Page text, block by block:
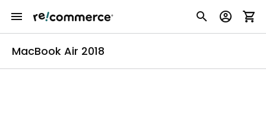
MacBook Air 2018